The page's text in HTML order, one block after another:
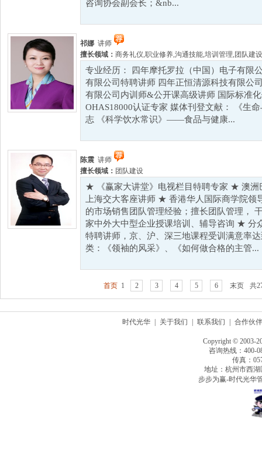
咨询协会副会长；&nb...
祁娜 讲师
擅长领域： 商务礼仪,职业修养,沟通技能,培训管理, 团队建设
专业经历： 四年摩托罗拉（中国）电子有限
有限公司特聘讲师 四年正恒清源科技有限公
有限公司内训师&公开课高级讲师 国际标准
OHAS18000认证专家 媒体刊登文献： 《生
志 《科学饮水常识》——食品与健康...
陈震 讲师
擅长领域： 团队建设
★ 《赢家大讲堂》电视栏目特聘专家 ★ 澳洲
上海交大客座讲师 ★ 香港华人国际商学院
的市场销售团队管理经验；擅长团队管理，
家中外大中型企业授课培训、辅导咨询 ★ 分
特聘讲师，京、沪、深三地课程受训满意率
类：《领袖的风采》、《如何做合格的主管...
首页 1 2 3 4 5 6 末页 共
时代光华 关于我们 联系我们 合作伙伴
Copyright © 2003-
咨询热线：400-
传真：
地址：杭州市西
步步为赢-时代光华